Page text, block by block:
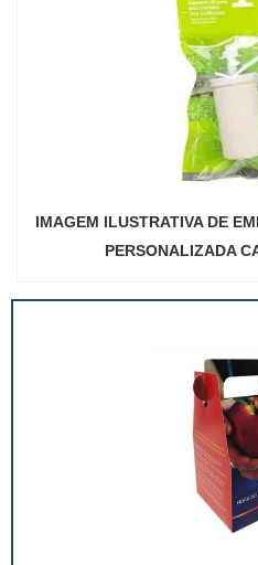
IMAGEM ILUSTRATIVA DE
PERSONALIZADA